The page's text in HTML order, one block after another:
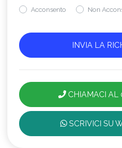
Acconsento Non
CHIAMACI AL
SCRIVICI SU